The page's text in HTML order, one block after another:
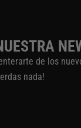
de los
nada!